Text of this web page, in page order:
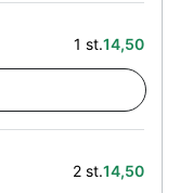
1 st.14,50
2 st.14,50